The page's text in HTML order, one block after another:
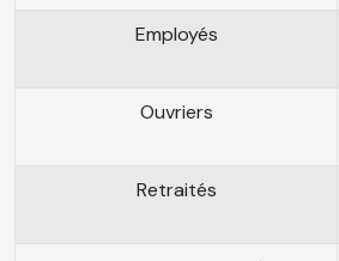
Employés
Ouvriers
Retraités